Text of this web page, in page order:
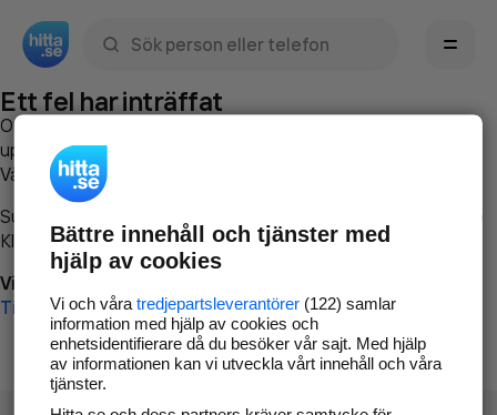
Ett fel har inträffat
Om du vill kan du
uppstod så att vi lättare och snabbare kan avhjälpa det.
Vänligen försök med följande:
Surfa till
Klicka påTillbaka-knappen i webbläsaren och försök igen
Vi beklagar besväret!
Till startsidan
Bättre innehåll och tjänster med
hjälp av cookies
Vi och våra tredjepartsleverantörer(122) samlar
information med hjälp av cookies och
enhetsidentifierare då du besöker vår sajt. Med hjälp
av informationen kan vi utveckla vårt innehåll och våra
tjänster.